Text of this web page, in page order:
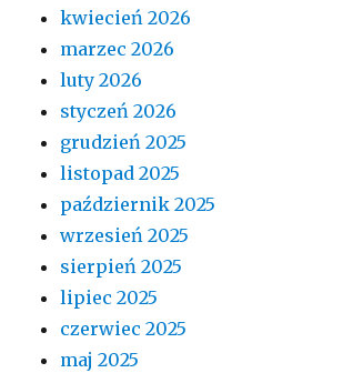
kwiecień 2026
marzec 2026
luty 2026
styczeń 2026
grudzień 2025
listopad 2025
październik 2025
wrzesień 2025
sierpień 2025
lipiec 2025
czerwiec 2025
maj 2025